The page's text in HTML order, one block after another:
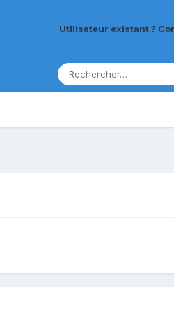
Utilisateur existant ?